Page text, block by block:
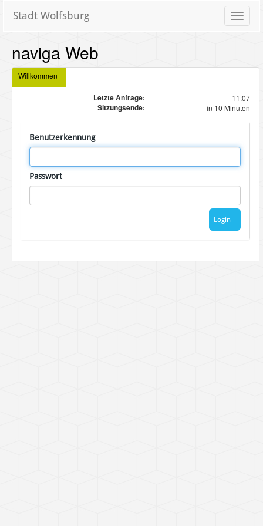
Toggle
Stadt Wolfsburg
naviga Web
Willkommen
Letzte Anfrage: 11:07
Sitzungsende: in 10 Minuten
Benutzerkennung
Passwort